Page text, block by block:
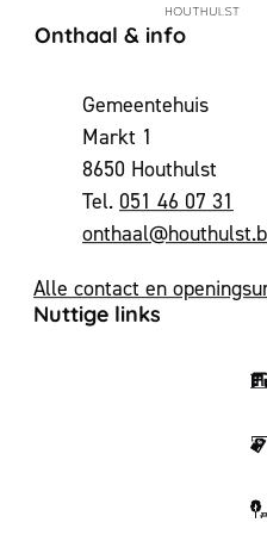
Contact & openingsuren
Onthaal & info
AdresGemeentehuis
Markt 1
,8650 Houthulst
051 46 07 31
E-mailonthaal@
Alle contact en
Nuttige links